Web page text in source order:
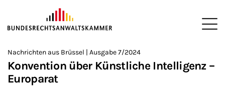
ZUM HAUPTINHALT SPRINGEN
Sie befinden sich hier:
>
Startseite
>
Newsroom
>
Newsletter
>
Nachrichten aus Brüssel
Nachrichten aus Brüssel | Ausgabe 7/2024
Konvention über Künstliche Intelligenz –
Europarat